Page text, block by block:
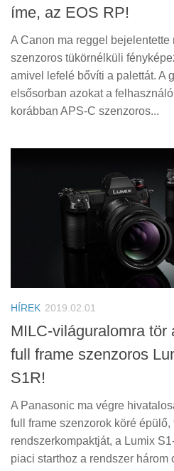
íme, az EOS RP!
A Canon ma reggel bejelentette
szenzoros tükörnélküli
amivel lefelé bővíti a palettát. A
elsősorban azokat a
korábban APS-C szenzoros...
HÍREK 2019.02.01
MILC-világuralomra
full frame szenzoros
S1R!
A Panasonic ma végre
full frame szenzorok köré épülő,
rendszerkompaktját, a Lumix
piaci starthoz a rendszer három